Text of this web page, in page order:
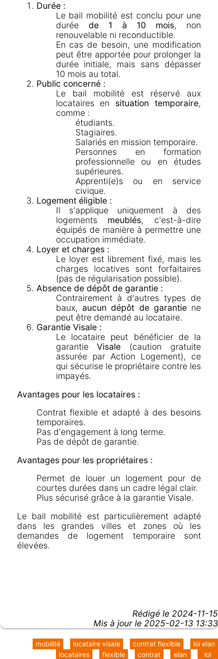
Durée :
Le bail mobilité est conclu pour une
durée de 1 à 10 mois, non
renouvelable ni reconductible.
En cas de besoin, une modification
peut être apportée pour prolonger la
durée initiale, mais sans dépasser
10 mois au total.
Public concerné :
Le bail mobilité est réservé aux
locataires en situation temporaire,
comme :
étudiants.
Stagiaires.
Salariés en mission temporaire.
Personnes en formation
professionnelle ou en études
supérieures.
Apprenti(e)s ou en service
civique.
Logement éligible :
Il s'applique uniquement à des
logements meublés, c'est-à-dire
équipés de manière à permettre une
occupation immédiate.
Loyer et charges :
Le loyer est librement fixé, mais les
charges locatives sont forfaitaires
(pas de régularisation possible).
Absence de dépôt de garantie :
Contrairement à d'autres types de
baux, aucun dépôt de garantie ne
peut être demandé au locataire.
Garantie Visale :
Le locataire peut bénéficier de la
garantieVisale (caution gratuite
assurée par Action Logement), ce
qui sécurise le propriétaire contre les
impayés.
Avantages pour les locataires :
Contrat flexible et adapté à des besoins
temporaires.
Pas d'engagement à long terme.
Pas de dépôt de garantie.
Avantages pour les propriétaires :
Permet de louer un logement pour de
courtes durées dans un cadre légal clair.
Plus sécurisé grâce à la garantie Visale.
Le bail mobilité est particulièrement adapté
dans les grandes villes et zones où les
demandes de logement temporaire sont
élevées.
Rédigé le 2024-11-15
Mis à jour le 2025-02-13 13:33
loi elan
contrat flexible
locataire visale
mobilité
loi
elan
contrat
flexible
locataires